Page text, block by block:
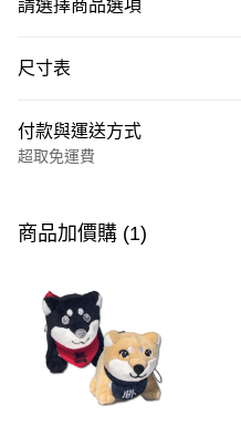
請選擇商品選項
尺寸表
付款與運送方式
超取免運費
信用卡一次付款
LINE Pay
AFTEE先享後付
【關於「AFTEE先享後付」】
商品加價購 (1)